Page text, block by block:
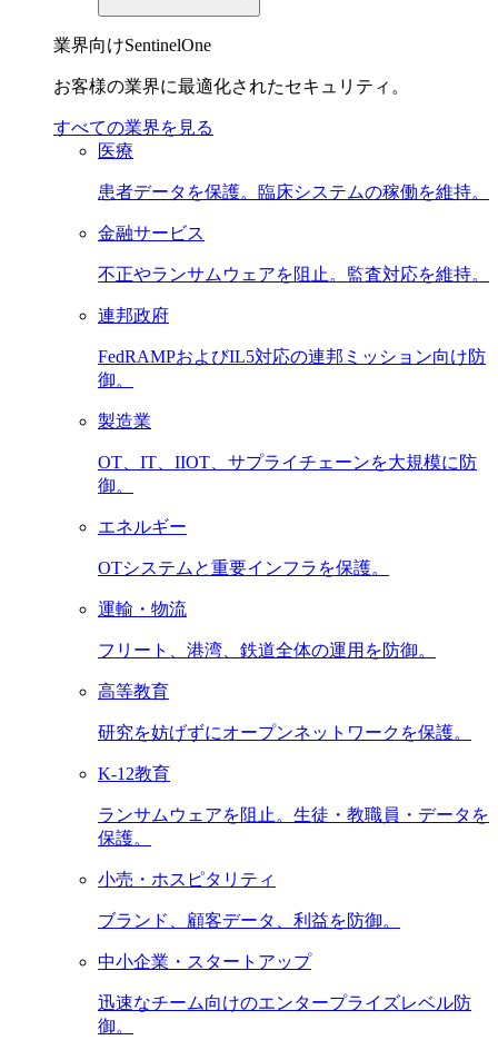
業界向けSentinelOne
お客様の業界に最適化されたセキュリティ。
すべての業界を見る
医療
患者データを保護。臨床システムの稼働を維持。
金融サービス
不正やランサムウェアを阻止。監査対応を維持。
連邦政府
FedRAMPおよびIL5対応の連邦ミッション向け防
御。
製造業
OT、IT、IIOT、サプライチェーンを大規模に防
御。
エネルギー
OTシステムと重要インフラを保護。
運輸・物流
フリート、港湾、鉄道全体の運用を防御。
高等教育
研究を妨げずにオープンネットワークを保護。
K-12教育
ランサムウェアを阻止。生徒・教職員・データを
保護。
小売・ホスピタリティ
ブランド、顧客データ、利益を防御。
中小企業・スタートアップ
迅速なチーム向けのエンタープライズレベル防
御。